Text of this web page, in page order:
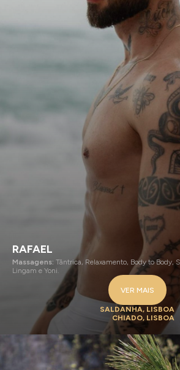
RAFAEL
Massagens: Tântrica, Relaxamento, Body to Body,
Lingam e Yoni.
VER MAIS
SALDANHA, LISBOA
CHIADO, LISBOA